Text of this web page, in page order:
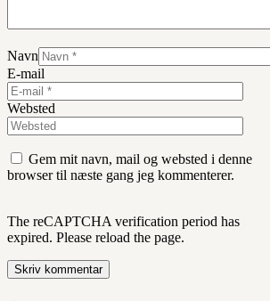
Navn
E-mail
Websted
Gem mit navn, mail og websted i denne
browser til næste gang jeg kommenterer.
The reCAPTCHA verification period has
expired. Please reload the page.